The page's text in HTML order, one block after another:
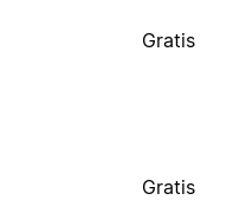
Gratis
Gratis